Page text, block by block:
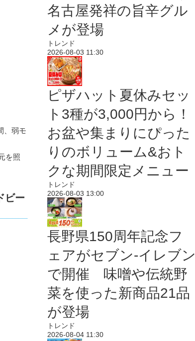
、弱モ
を照
ビー
名古屋発祥の旨辛グル
メが登場
トレンド
2026-08-03 11:30
ピザハット夏休みセッ
ト3種が3,000円から！
お盆や集まりにぴった
りのボリューム&おト
クな期間限定メニュー
トレンド
2026-08-03 13:00
長野県150周年記念フ
ェアがセブン-イレブン
で開催 味噌や伝統野
菜を使った新商品21品
が登場
トレンド
2026-08-04 11:30